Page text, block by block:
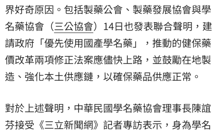
界好奇原因。包括製藥公會、製藥發展協會與學
名藥協會（三公協會）14日也發表聯合聲明，建
請政府「優先使用國產學名藥」，推動的健保藥
價改革兩項修正法案應儘快上路，並鼓勵在地製
造、強化本土供應鏈，以確保藥品供應正常。
對於上述聲明，中華民國學名藥協會理事長陳誼
芬接受《三立新聞網》記者專訪表示，身為學名